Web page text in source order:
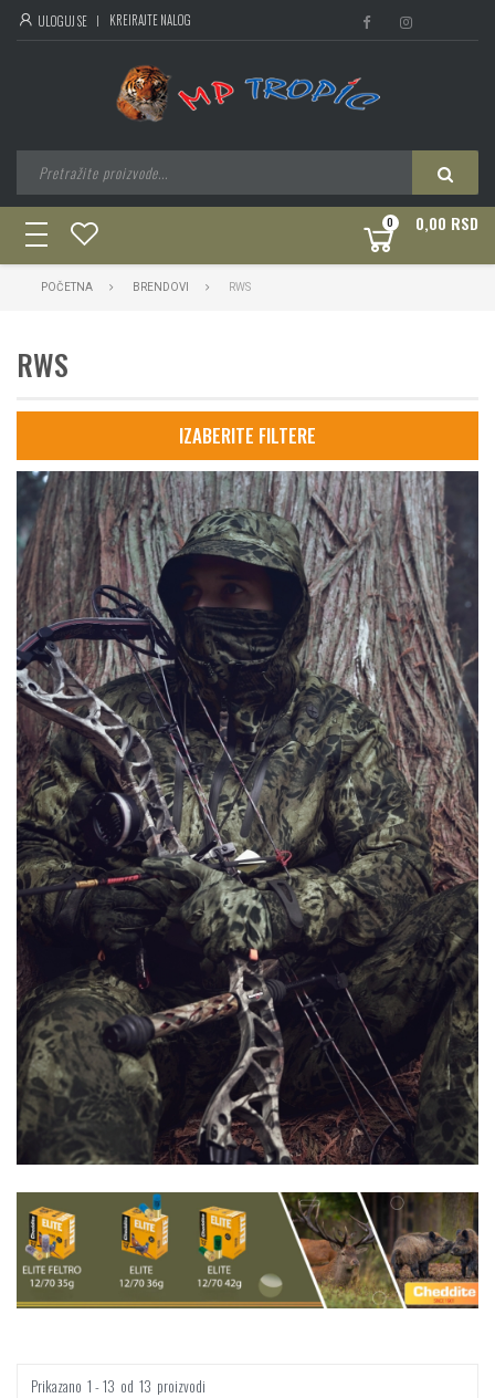
ULOGUJ SE KREIRAJTE NALOG
toggle
navigation
0 0,00 RSD
POČETNA BRENDOVI RWS
RWS
IZABERITE FILTERE
Prikazano 1 - 13 od 13 proizvodi